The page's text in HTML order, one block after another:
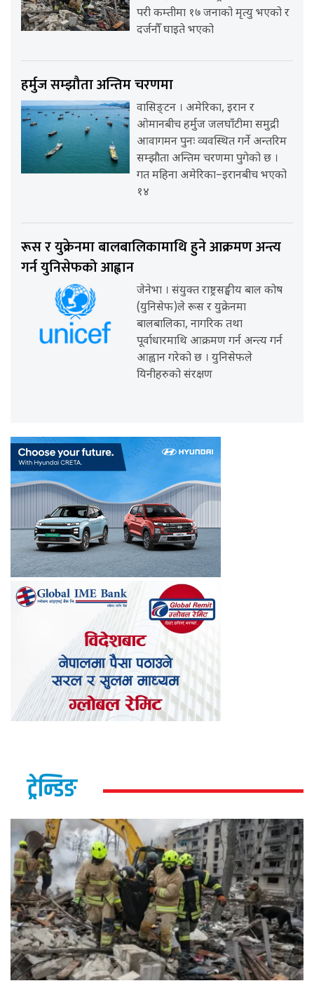
परी कम्तीमा १७ जनाको मृत्यु भएको र
दर्जनौँ घाइते भएको
हर्मुज सम्झौता अन्तिम चरणमा
वासिङ्टन । अमेरिका, इरान र
ओमानबीच हर्मुज जलघाँटीमा समुद्री
आवागमन पुनः व्यवस्थित गर्ने अन्तरिम
सम्झौता अन्तिम चरणमा पुगेको छ ।
गत महिना अमेरिका–इरानबीच भएको
१४
रूस र युक्रेनमा बालबालिकामाथि हुने आक्रमण अन्त्य
गर्न युनिसेफको आह्वान
जेनेभा । संयुक्त राष्ट्रसङ्घीय बाल कोष
(युनिसेफ)ले रूस र युक्रेनमा
बालबालिका, नागरिक तथा
पूर्वाधारमाथि आक्रमण गर्न अन्त्य गर्न
आह्वान गरेको छ । युनिसेफले
यिनीहरुको संरक्षण
ट्रेन्डिङ